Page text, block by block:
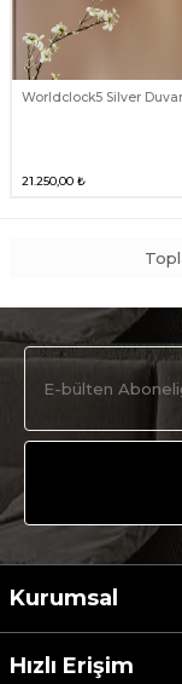
Worldclock5 Silver
21.250,00 ₺
Kurumsal
Hızlı Erişim